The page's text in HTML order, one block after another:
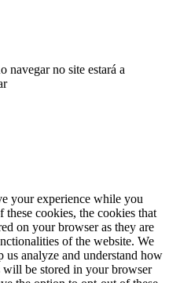
navegar no site estará a
your experience while you
cookies, the cookies that
on your browser as they are
of the website. We
us analyze and understand how
will be stored in your browser